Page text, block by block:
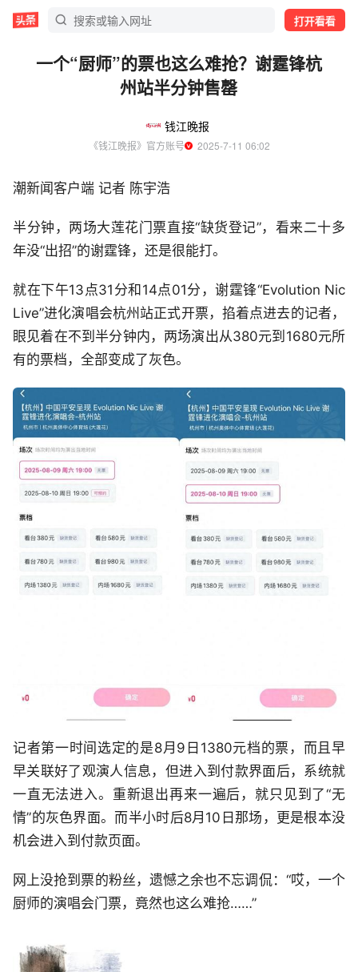
打开看看
一个“厨师”的票也这么难抢？谢霆锋杭
州站半分钟售罄
钱江晚报
《钱江晚报》官方账号
  2025-7-11 06:02
潮新闻客户端 记者 陈宇浩
半分钟，两场大莲花门票直接“缺货登记”，看来二十多
年没“出招”的谢霆锋，还是很能打。
就在下午13点31分和14点01分，谢霆锋“Evolution Nic
Live”进化演唱会杭州站正式开票，掐着点进去的记者，
眼见着在不到半分钟内，两场演出从380元到1680元所
有的票档，全部变成了灰色。
记者第一时间选定的是8月9日1380元档的票，而且早
早关联好了观演人信息，但进入到付款界面后，系统就
一直无法进入。重新退出再来一遍后，就只见到了“无
情”的灰色界面。而半小时后8月10日那场，更是根本没
机会进入到付款页面。
网上没抢到票的粉丝，遗憾之余也不忘调侃：“哎，一个
厨师的演唱会门票，竟然也这么难抢……”